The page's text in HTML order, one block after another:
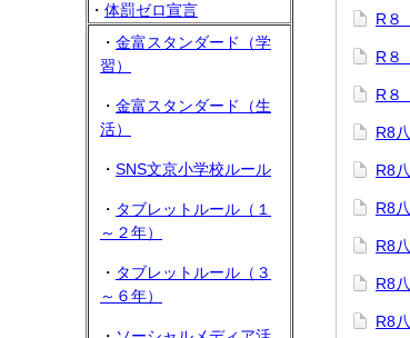
・ 体罰ゼロ宣言
・ 金富スタンダード（学
習）
・ 金富スタンダード（生
活）
・ SNS文京小学校ルール
・ タブレットルール（１
～２年）
・ タブレットルール（３
～６年）
R８
R８
R８
R8
R8
R8
R8
R8
R8